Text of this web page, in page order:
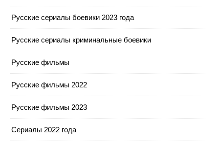
Русские сериалы боевики 2023 года
Русские сериалы криминальные боевики
Русские фильмы
Русские фильмы 2022
Русские фильмы 2023
Сериалы 2022 года